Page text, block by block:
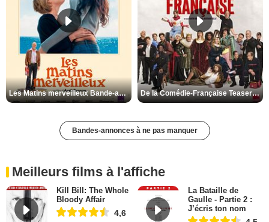
Les Matins merveilleux Bande-annonce VF De la Comédie-Française Teaser VF
Bandes-annonces à ne pas manquer
Meilleurs films à l'affiche
Kill Bill: The Whole
Bloody Affair
4,6
La Bataille de
Gaulle - Partie 2 :
J’écris ton nom